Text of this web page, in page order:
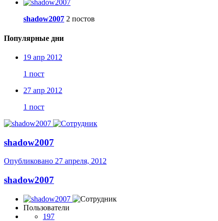
shadow2007 2 постов
Популярные дни
19 апр 2012
1 пост
27 апр 2012
1 пост
shadow2007
Опубликовано 27 апреля, 2012
shadow2007
Пользователи
197